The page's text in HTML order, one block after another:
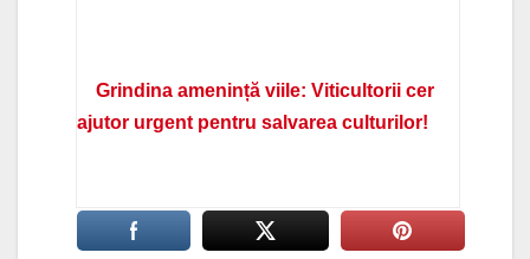
Grindina amenință viile: Viticultorii cer
ajutor urgent pentru salvarea culturilor!